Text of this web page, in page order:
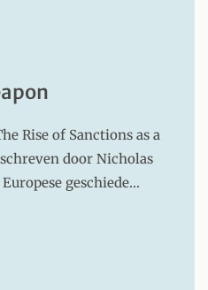
Rise of Sanctions as a
door Nicholas
geschiede…